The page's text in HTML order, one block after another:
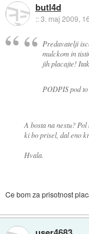
butl4d
::3. maj 2009,
Predavatelji
mulckom in
jih placajte!
PODPIS pod to
A bosta na nestu?
ki bo prisel, dal eno
Hvala.
Ce bom za prisotnost